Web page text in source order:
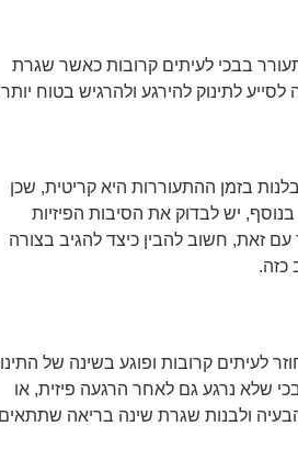
בבכי לעיתים קרובות כאשר שגרת
לתינוק להירגע ולהרגיש בטוח
בזמן ההתעוררות היא קריטית, שכן
יש לבדוק את הסיבות הפיזיות
עם זאת, חשוב להבין כיצד להגיב בצורה
כזה.
לעיתים קרובות ופוגע בשינה של
שלא נרגע גם לאחר הרגעה פיזית, או
הבעיה ולבנות שגרת שינה בריאה שתתאים